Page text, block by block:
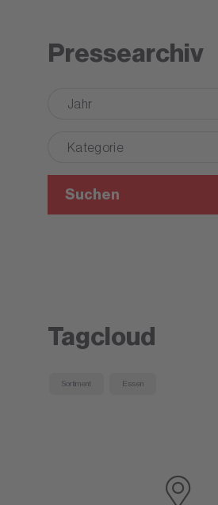
Pressearchiv
Suchen
Tagcloud
Sortiment Essen